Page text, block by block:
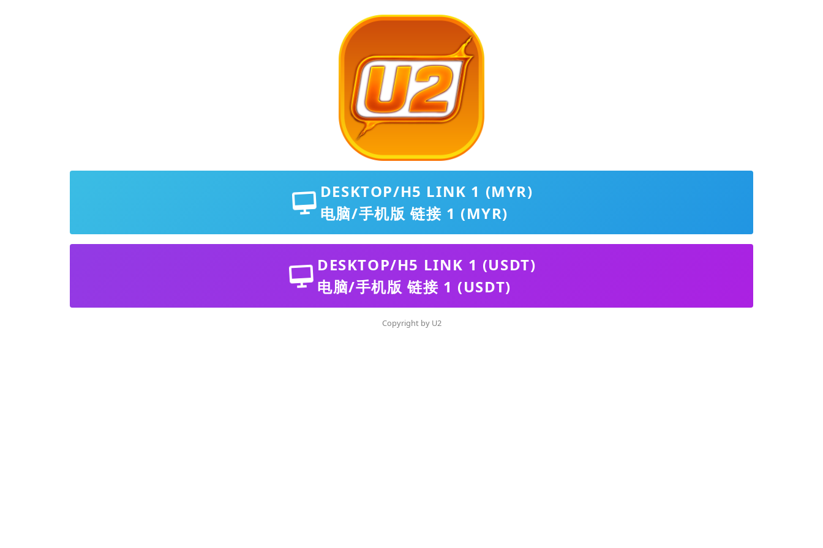
DESKTOP/H5 LINK 1 (MYR)
电脑/手机版 链接 1 (MYR)
DESKTOP/H5 LINK 1 (USDT)
电脑/手机版 链接 1 (USDT)
Copyright by U2